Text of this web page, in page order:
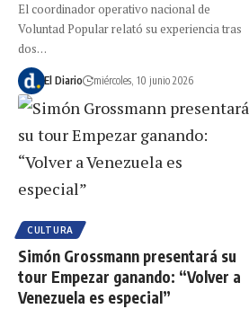
El coordinador operativo nacional de
Voluntad Popular relató su experiencia tras
dos…
El Diario miércoles, 10 junio 2026
CULTURA
Simón Grossmann presentará su
tour Empezar ganando: “Volver a
Venezuela es especial”